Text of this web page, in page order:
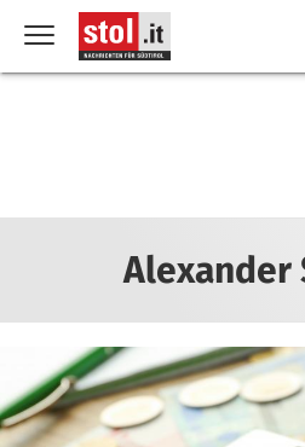
Alexander